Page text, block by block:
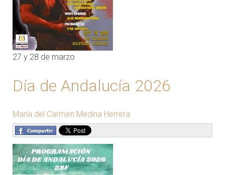
27 y 28 de marzo
Día de Andalucía 2026
María del Carmen Medina Herrera